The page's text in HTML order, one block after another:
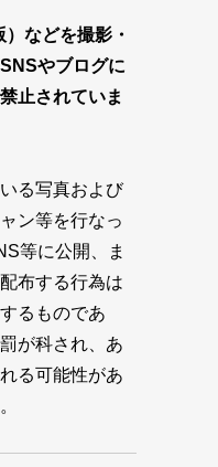
などを撮影・
やブログに
止されていま
る写真および
ン等を行なっ
等に公開、ま
布する行為は
るものであ
が科され、あ
る可能性があ